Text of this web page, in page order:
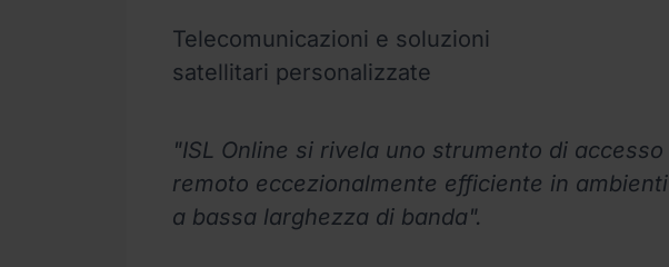
Telecomunicazioni e soluzioni
satellitari personalizzate
"ISL Online si rivela uno strumento di accesso
remoto eccezionalmente efficiente in ambienti
a bassa larghezza di banda".